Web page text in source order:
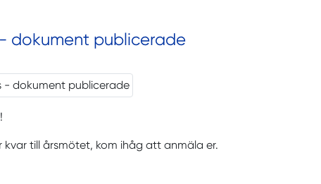
dokument publicerade
till årsmötet, kom ihåg att anmäla er.